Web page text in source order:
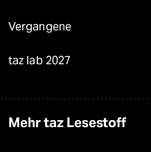
Vergangene
taz lab 2027
Mehr taz Lesestoff